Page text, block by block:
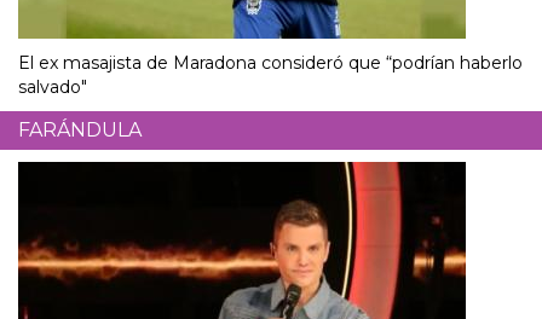
El ex masajista de Maradona consideró que “podrían haberlo
salvado"
FARÁNDULA